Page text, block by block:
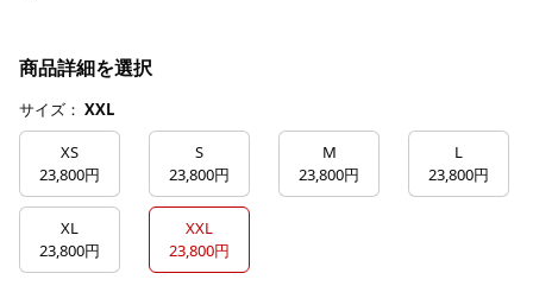
商品詳細を選択
サイズ： XXL
XS
23,800円
S
23,800円
M
23,800円
L
23,800円
XL
23,800円
XXL
23,800円